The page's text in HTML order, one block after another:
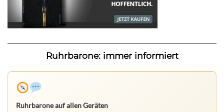
Ruhrbarone: immer informiert
Ruhrbarone auf allen Geräten